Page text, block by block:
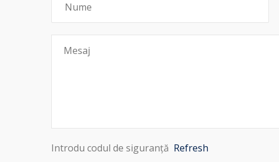
Introdu codul de siguranță Refresh